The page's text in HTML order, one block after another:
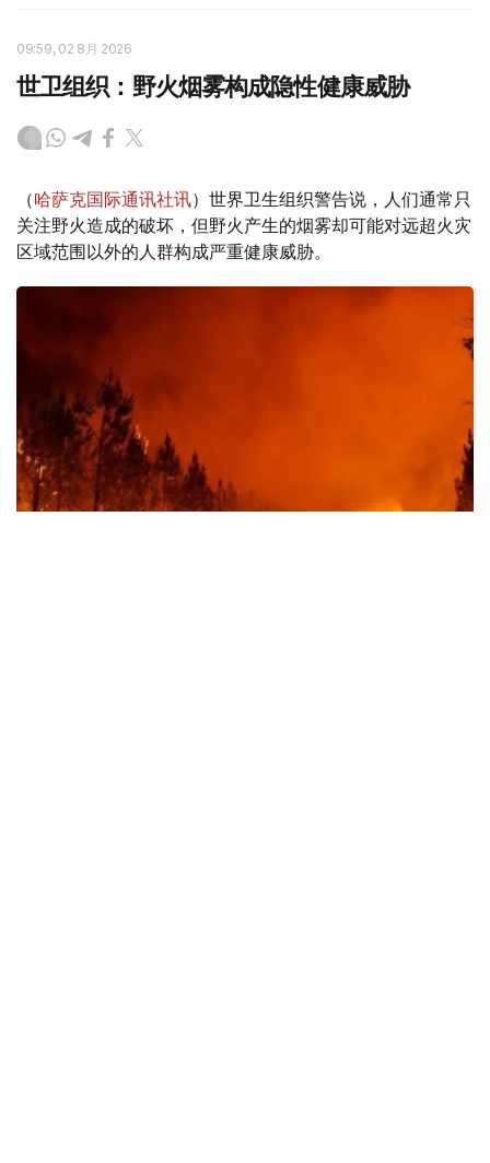
09:59, 02 8月 2026
世卫组织：野火烟雾构成隐性健康威胁
（哈萨克国际通讯社讯）世界卫生组织警告说，人们通常只
关注野火造成的破坏，但野火产生的烟雾却可能对远超火灾
区域范围以外的人群构成严重健康威胁。